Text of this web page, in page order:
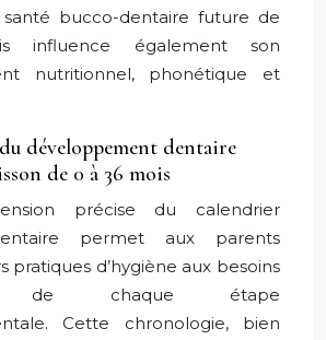
bucco-dentaire future de
influence également son
nutritionnel, phonétique et
développement dentaire
de 0 à 36 mois
précise du calendrier
permet aux parents
pratiques d’hygiène aux besoins
de chaque étape
Cette chronologie, bien